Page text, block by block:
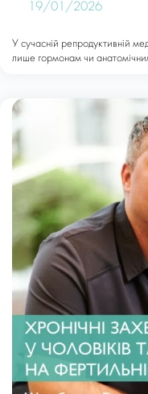
19/01/2026
У сучасній репродуктивній
лише гормонам чи